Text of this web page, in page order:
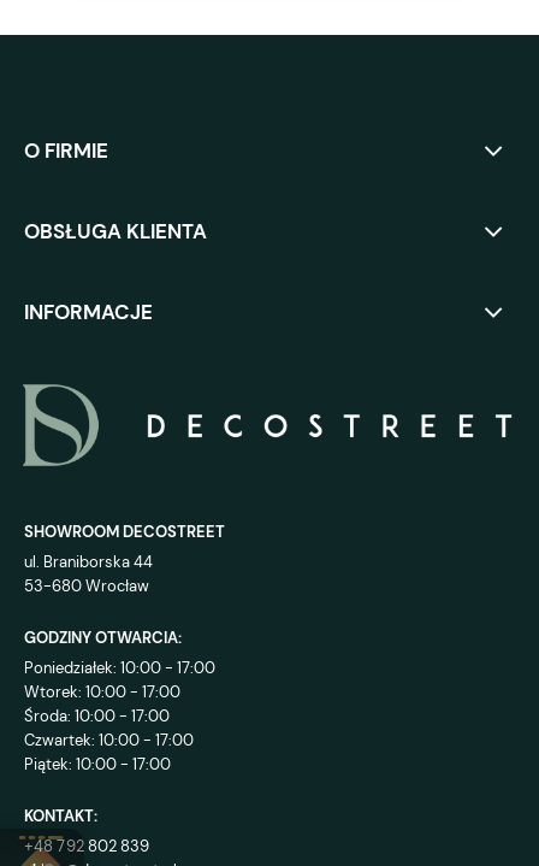
O FIRMIE
OBSŁUGA KLIENTA
INFORMACJE
SHOWROOM DECOSTREET
ul. Braniborska 44
53-680 Wrocław
GODZINY OTWARCIA:
Poniedziałek: 10:00 - 17:00
Wtorek: 10:00 - 17:00
Środa: 10:00 - 17:00
Czwartek: 10:00 - 17:00
Piątek: 10:00 - 17:00
KONTAKT:
+48 792 802 839